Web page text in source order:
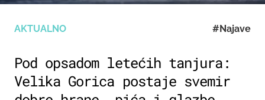
AKTUALNO #Najave
Pod opsadom letećih tanjura:
Velika Gorica postaje svemir